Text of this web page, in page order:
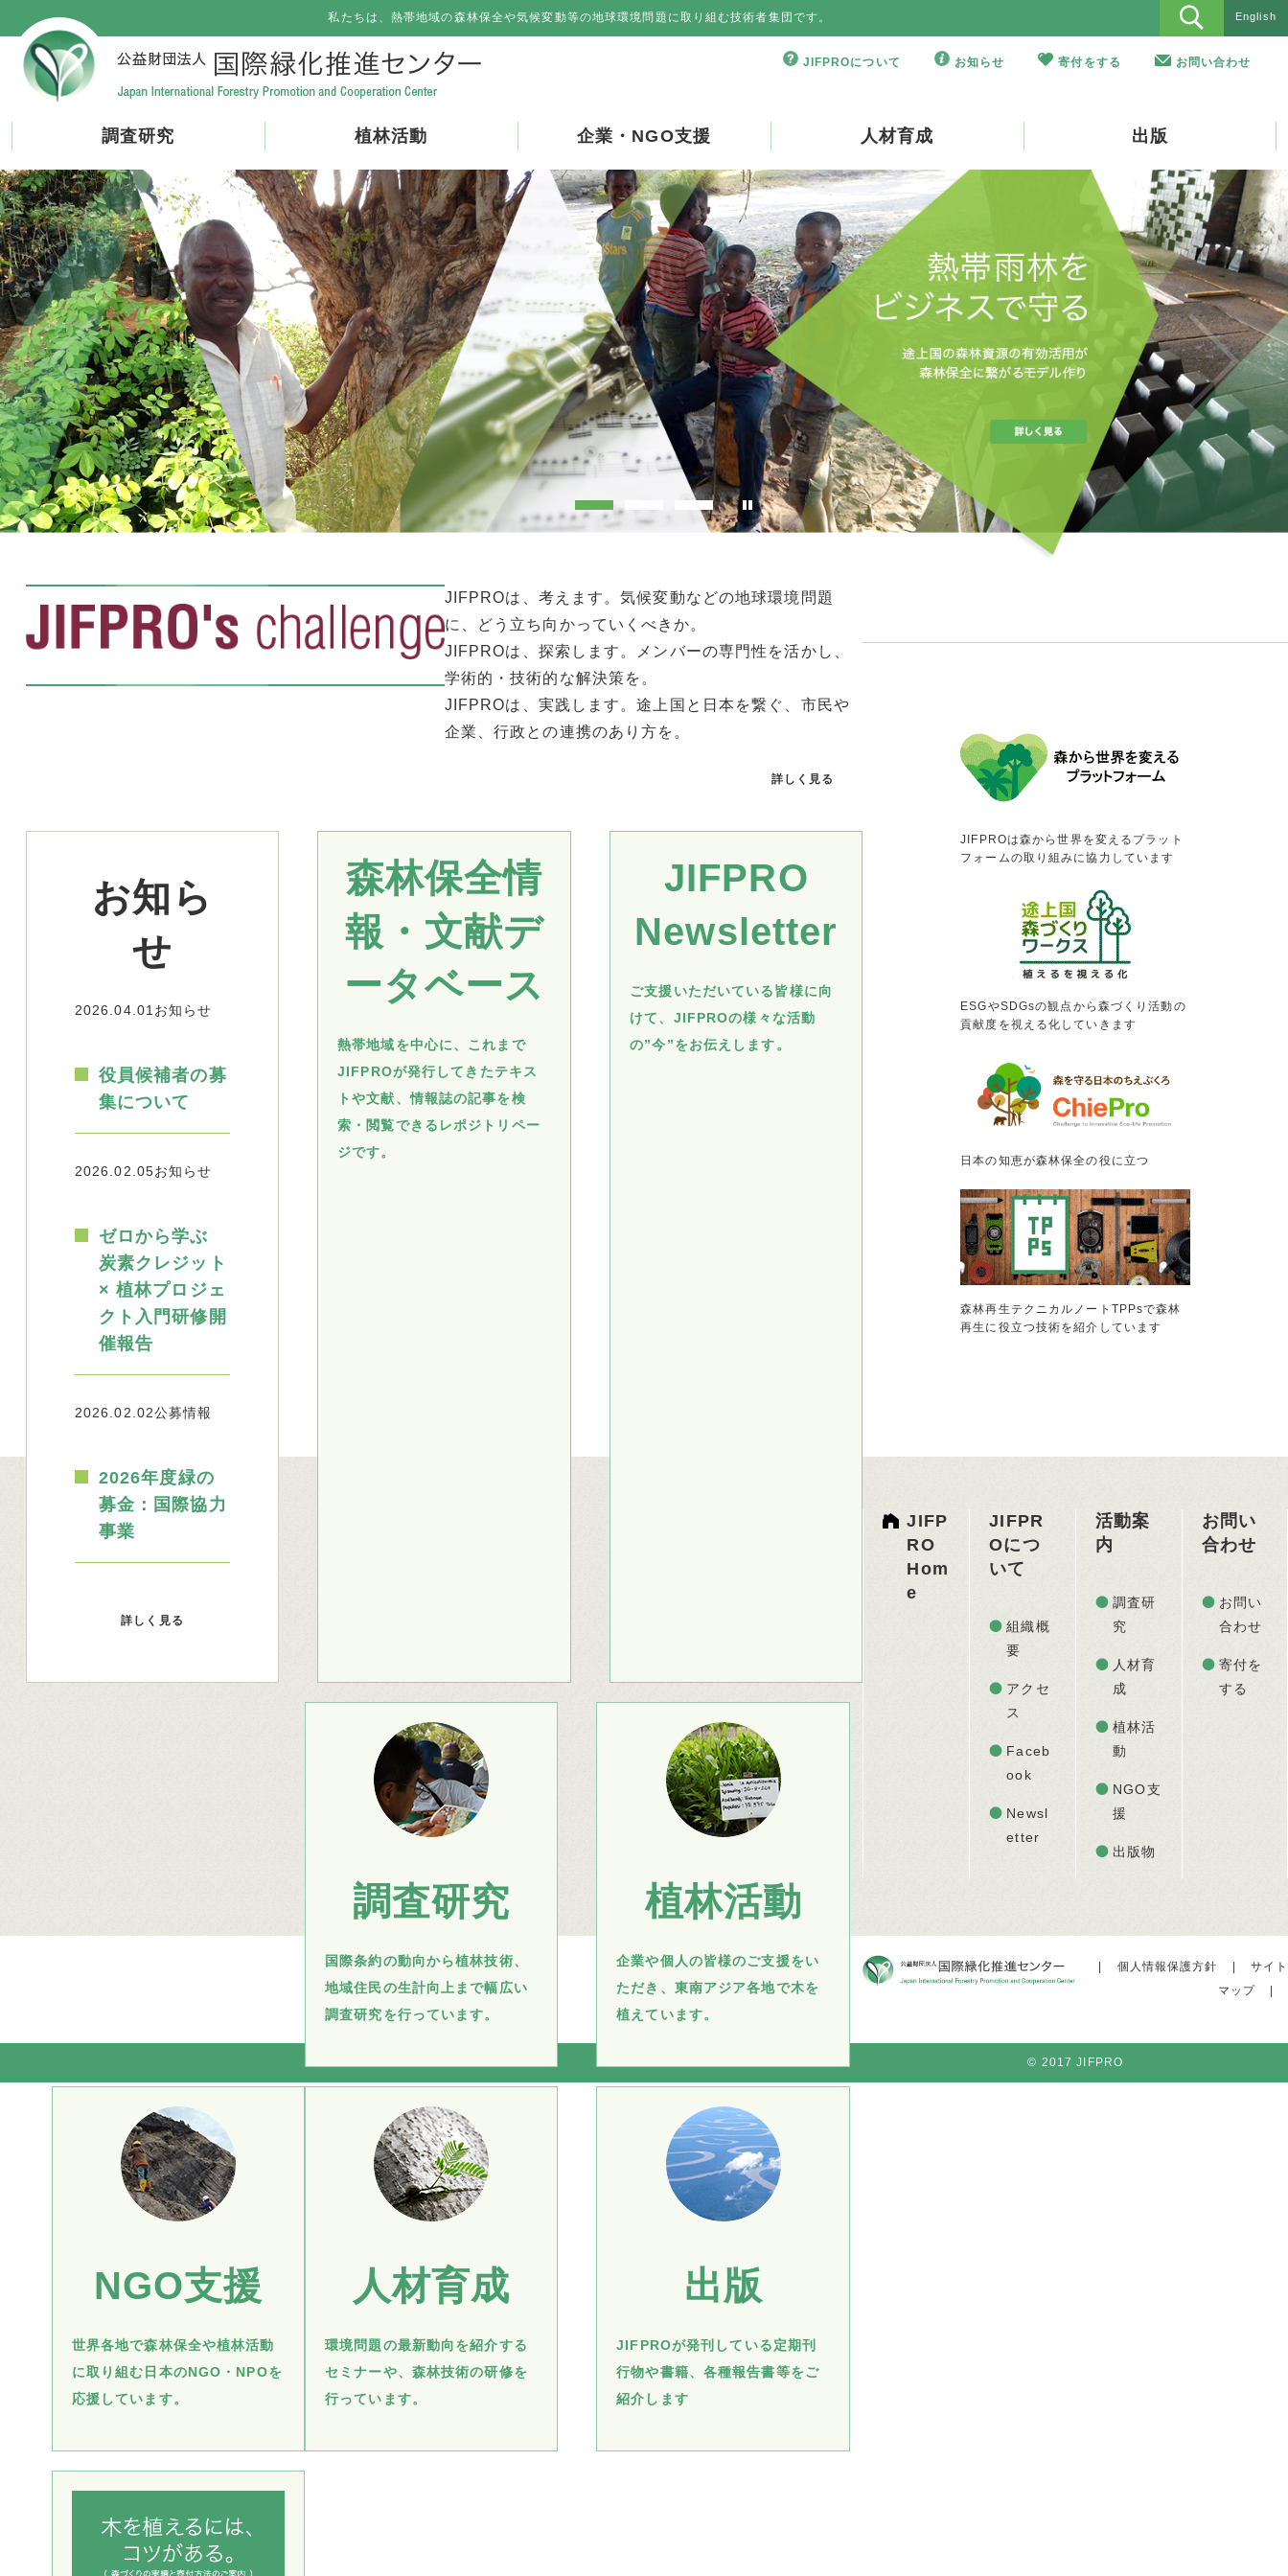
私たちは、熱帯地域の森林保全や気候変動等の地球環境問題に取り組む技術者集団です。 English
JIFPROについて お知らせ 寄付をする お問い合わせ
調査研究 植林活動 企業・NGO支援 人材育成 出版
JIFPROは、考えます。気候変動などの地球環境問題
に、どう立ち向かっていくべきか。
JIFPROは、探索します。メンバーの専門性を活かし、
学術的・技術的な解決策を。
JIFPROは、実践します。途上国と日本を繋ぐ、市民や
企業、行政との連携のあり方を。
詳しく見る
お知ら
せ
2026.04.01 お知らせ
役員候補者の募
集について
2026.02.05お知らせ
ゼロから学ぶ
炭素クレジット
× 植林プロジェ
クト入門研修開
催報告
2026.02.02公募情報
2026年度緑の
募金：国際協力
事業
詳しく見る
森林保全情
報・文献デ
ータベース
熱帯地域を中心に、これまで
JIFPROが発行してきたテキス
トや文献、情報誌の記事を検
索・閲覧できるレポジトリペー
ジです。
JIFPRO
Newsletter
ご支援いただいている皆様に向
けて、JIFPROの様々な活動
の”今”をお伝えします。
調査研究
国際条約の動向から植林技術、
地域住民の生計向上まで幅広い
調査研究を行っています。
植林活動
企業や個人の皆様のご支援をい
ただき、東南アジア各地で木を
植えています。
NGO支援
世界各地で森林保全や植林活動
に取り組む日本のNGO・NPOを
応援しています。
人材育成
環境問題の最新動向を紹介する
セミナーや、森林技術の研修を
行っています。
出版
JIFPROが発刊している定期刊
行物や書籍、各種報告書等をご
紹介します
JIFPROは森から世界を変えるプラット
フォームの取り組みに協力しています
ESGやSDGsの観点から森づくり活動の
貢献度を視える化していきます
日本の知恵が森林保全の役に立つ
森林再生テクニカルノートTPPsで森林
再生に役立つ技術を紹介しています
JIFP
RO
Hom
e
JIFPR
Oにつ
いて
組織概
要
アクセ
ス
Faceb
ook
Newsl
etter
活動案
内
調査研
究
人材育
成
植林活
動
NGO支
援
出版物
お問い
合わせ
お問い
合わせ
寄付を
する
| 個人情報保護方針 |
サイト
マップ
|
© 2017 JIFPRO